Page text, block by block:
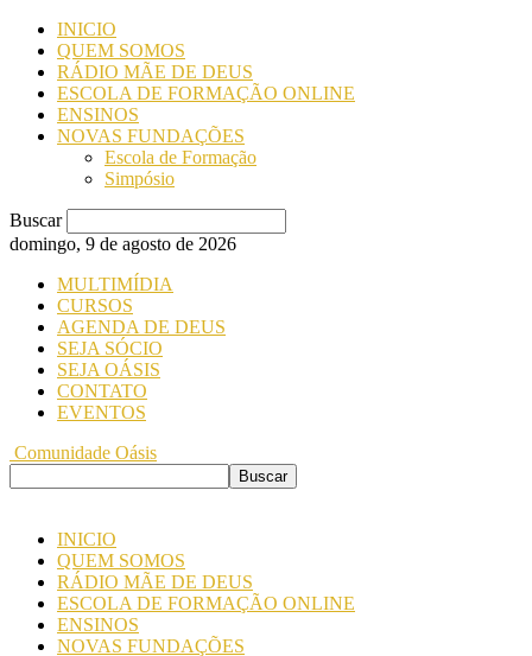
INICIO
QUEM SOMOS
RÁDIO MÃE DE DEUS
ESCOLA DE FORMAÇÃO ONLINE
ENSINOS
NOVAS FUNDAÇÕES
Escola de Formação
Simpósio
Buscar
domingo, 9 de agosto de 2026
MULTIMÍDIA
CURSOS
AGENDA DE DEUS
SEJA SÓCIO
SEJA OÁSIS
CONTATO
EVENTOS
Comunidade Oásis
INICIO
QUEM SOMOS
RÁDIO MÃE DE DEUS
ESCOLA DE FORMAÇÃO ONLINE
ENSINOS
NOVAS FUNDAÇÕES